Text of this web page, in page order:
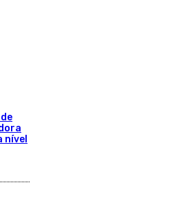
nível